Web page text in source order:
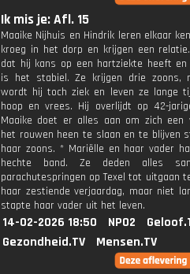
Ik mis je: Afl. 15
Maaike Nijhuis en Hindrik leren elkaar
kroeg in het dorp en krijgen een
dat hij kans op een hartziekte heeft en
is het stabiel. Ze krijgen drie zoons,
wordt hij toch ziek en leven ze lange
hoop en vrees. Hij overlijdt op 42-
Maaike doet er alles aan om zich een
het rouwen heen te slaan en te blijven
haar zoons. * Mariëlle en haar vader
hechte band. Ze deden alles
parachutespringen op Texel tot uitgaan
haar zestiende verjaardag, maar niet
stapte haar vader uit het leven.
14-02-2026 18:50 NPO2
Gezondheid.TV
Mensen.TV